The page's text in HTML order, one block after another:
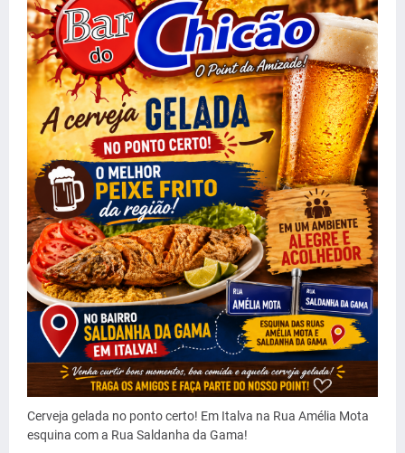
Cerveja gelada no ponto certo! Em Italva na Rua Amélia Mota
esquina com a Rua Saldanha da Gama!